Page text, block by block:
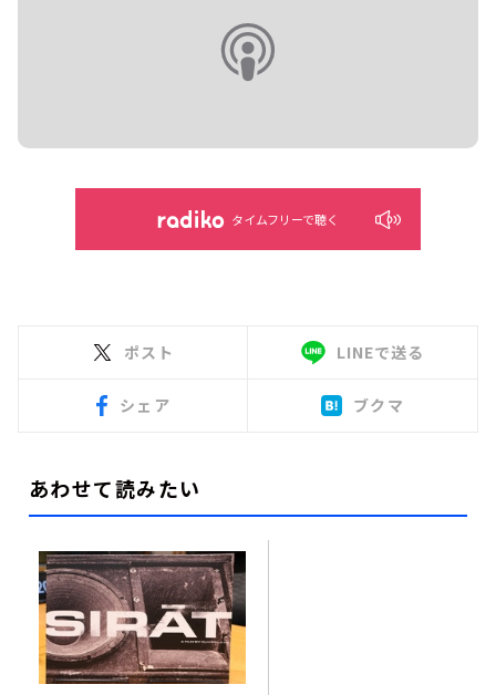
タイムフリーで聴く
ポスト LINEで送る
シェア ブクマ
あわせて読みたい